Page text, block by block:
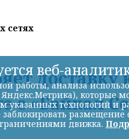
сетях
с «Байкал
веб-
работы, анализа
которые
указанных технологий и
заблокировать
движка.